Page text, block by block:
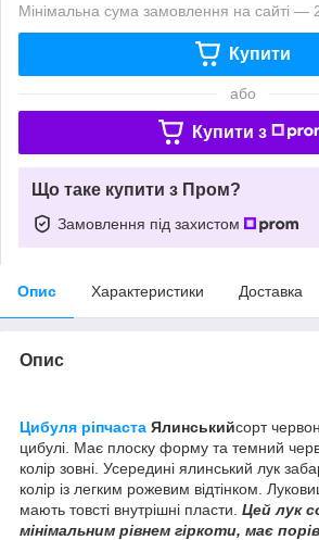
Мінімальна сума замовлення на сайті —
Купити
або
Купити з
Що таке купити з Пром?
Замовлення під захистом
Опис Характеристики Доставка
Опис
Цибуля ріпчаста Ялинськийсорт
цибулі. Має плоску форму та темний
колір зовні. Усередині ялинський лук
колір із легким рожевим відтінком.
мають товсті внутрішні пласти. Цей лук
мінімальним рівнем гіркоти, має